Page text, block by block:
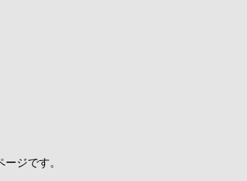
ジです。